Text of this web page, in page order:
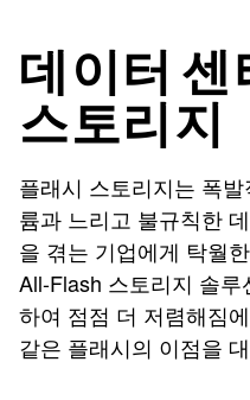
데이터 센
스토리지
플래시 스토리지는 폭
륨과 느리고 불규칙한
을 겪는 기업에게 탁월
All-Flash 스토리지 솔
하여 점점 더 저렴해짐
같은 플래시의 이점을